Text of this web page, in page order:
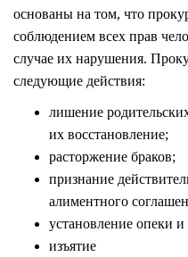
основаны на том, что
соблюдением всех прав
случае их нарушения.
следующие действия:
лишение
их восстановление;
расторжение браков;
признание
алиментного
установление опеки
изъятие